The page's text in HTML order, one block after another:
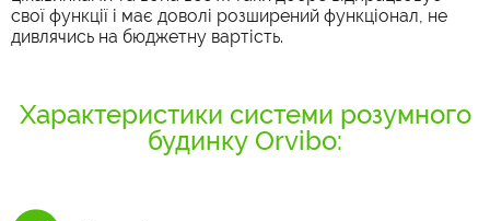
свої функції і має доволі розширений функціонал, не
дивлячись на бюджетну вартість.
Характеристики системи розумного
будинку Orvibo: